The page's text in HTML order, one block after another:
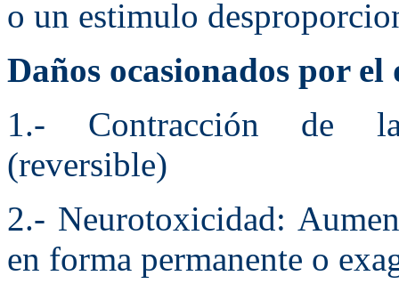
o un estimulo
Daños ocasionados por el
1.- Contracción de
(reversible)
2.- Neurotoxicidad:
en forma permanente o